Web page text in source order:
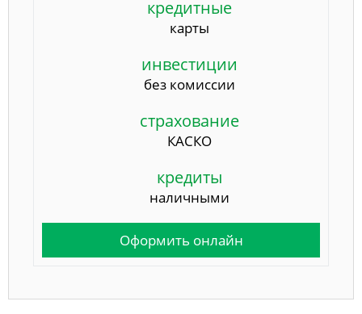
кредитные
карты
инвестиции
без комиссии
страхование
КАСКО
кредиты
наличными
Оформить онлайн